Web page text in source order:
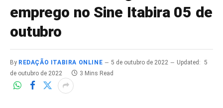
emprego no Sine Itabira 05 de
outubro
By REDAÇÃO ITABIRA ONLINE 5 de outubro de 2022 Updated: 5
de outubro de 2022
3 Mins Read